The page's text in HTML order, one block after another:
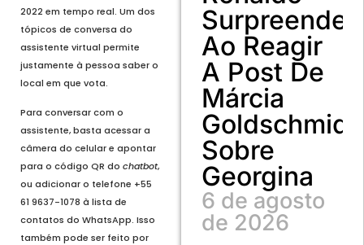
2022 em tempo real. Um dos
tópicos de conversa do
assistente virtual permite
justamente à pessoa saber o
local em que vota.
Para conversar com o
assistente, basta acessar a
câmera do celular e apontar
para o código QR do chatbot,
ou adicionar o telefone +55
61 9637-1078 à lista de
contatos do WhatsApp. Isso
também pode ser feito por
Surpreende
Ao Reagir
A Post De
Márcia
Goldschmidt
Sobre
Georgina
6 de agosto
de 2026